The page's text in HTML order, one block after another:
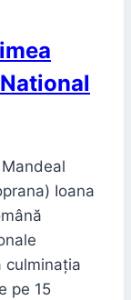
Ioana
culminația
pe 15